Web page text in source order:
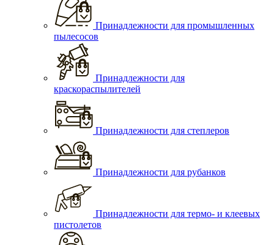
Принадлежности для промышленных
пылесосов
Принадлежности для
краскораспылителей
Принадлежности для степлеров
Принадлежности для рубанков
Принадлежности для термо- и клеевых
пистолетов